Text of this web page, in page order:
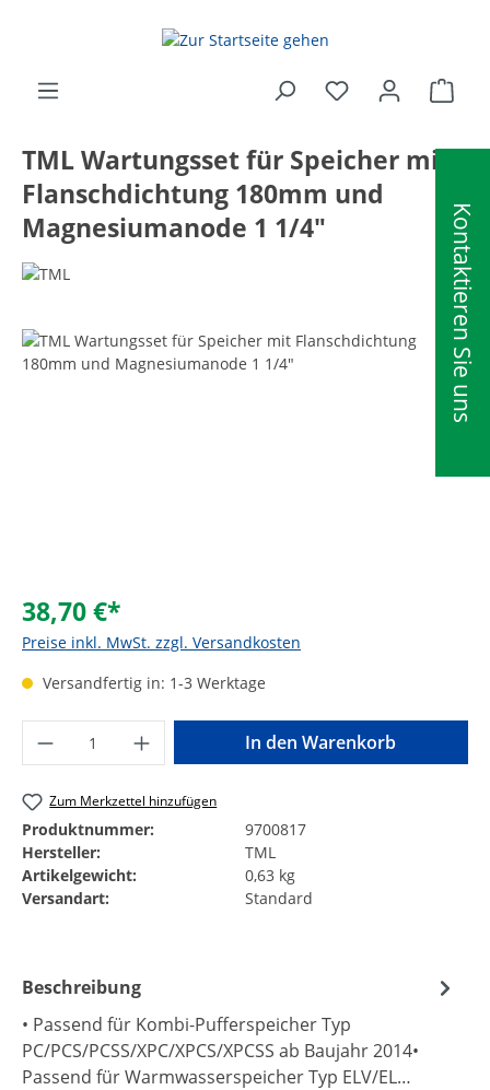
Kontaktieren Sie uns
TML Wartungsset für Speicher mit
Flanschdichtung 180mm und
Magnesiumanode 1 1/4"
Bildergalerie überspringen
38,70 €*
Preise inkl. MwSt. zzgl. Versandkosten
Versandfertig in: 1-3 Werktage
Produkt Anzahl: Gib den gewünschten
In den Warenkorb
Zum Merkzettel hinzufügen
Produktnummer:
9700817
Hersteller:
TML
Artikelgewicht:
0,63 kg
Versandart:
Standard
Beschreibung
• Passend für Kombi-Pufferspeicher Typ
PC/PCS/PCSS/XPC/XPCS/XPCSS ab Baujahr 2014•
Passend für Warmwasserspeicher Typ ELV/EL…